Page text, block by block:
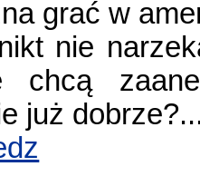
grać w
nie
chcą
już